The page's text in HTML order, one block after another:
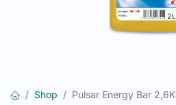
Shop Pulsar Energy Bar